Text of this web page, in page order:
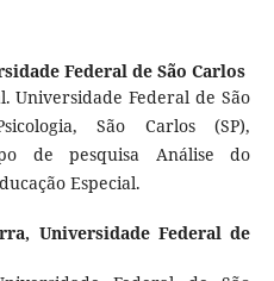
Federal de São Carlos
Universidade Federal de São
São Carlos (SP),
de pesquisa Análise do
Especial.
Universidade Federal de